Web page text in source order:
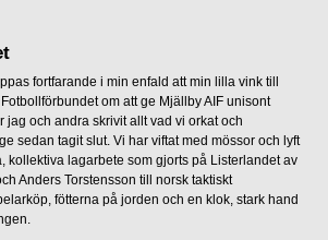
fortfarande i min enfald att min lilla vink till
om att ge Mjällby AIF unisont
jag och andra skrivit allt vad vi orkat och
sedan tagit slut. Vi har viftat med mössor och lyft
kollektiva lagarbete som gjorts på Listerlandet av
Anders Torstensson till norsk taktiskt
fötterna på jorden och en klok, stark hand